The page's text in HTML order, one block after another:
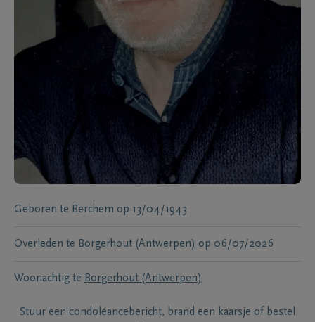
Geboren te Berchem op 13/04/1943
Overleden te Borgerhout (Antwerpen) op 06/07/2026
Woonachtig te Borgerhout (Antwerpen)
Stuur een condoléancebericht, brand een kaarsje of bestel